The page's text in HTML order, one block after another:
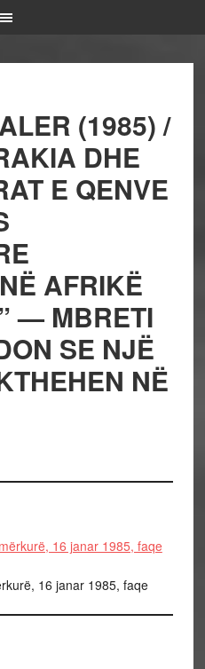
(1985) /
DHE
E QENVE
AFRIKË
— MBRETI
SE NJË
NË
16 janar 1985, faqe